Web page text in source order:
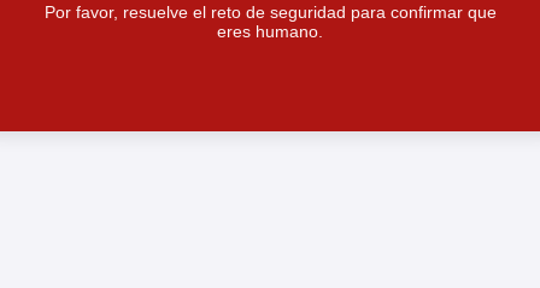
Por favor, resuelve el reto de seguridad para confirmar que
eres humano.